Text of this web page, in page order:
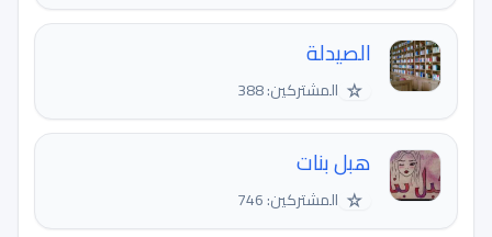
الصيدلة
☆ المشتركين: 388
هبل بنات
☆ المشتركين: 746